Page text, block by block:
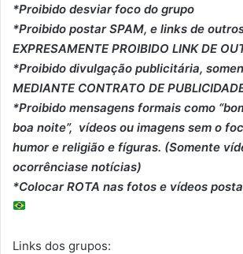
*Proibido desviar foco do grupo
*Proibido postar SPAM, e links de
EXPRESAMENTE PROIBIDO LINK DE
*Proibido divulgação publicitária,
MEDIANTE CONTRATO DE
*Proibido mensagens formais como
boa noite”, vídeos ou imagens sem o
humor e religião e fíguras. (Somente
ocorrênciase notícias)
*Colocar ROTA nas fotos e vídeos
Links dos grupos: